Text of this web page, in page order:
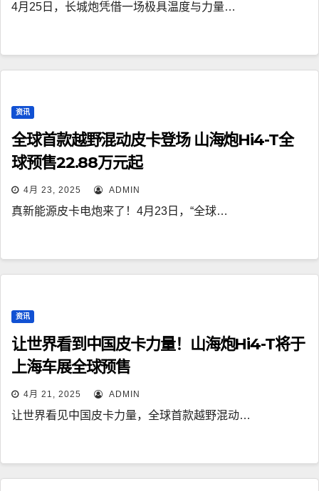
4月25日，长城炮凭借一场极具温度与力量…
资讯
全球首款越野混动皮卡登场 山海炮Hi4-T全
球预售22.88万元起
4月 23, 2025 ADMIN
真新能源皮卡电炮来了！4月23日，“全球…
资讯
让世界看到中国皮卡力量！山海炮Hi4-T将于
上海车展全球预售
4月 21, 2025 ADMIN
让世界看见中国皮卡力量，全球首款越野混动…